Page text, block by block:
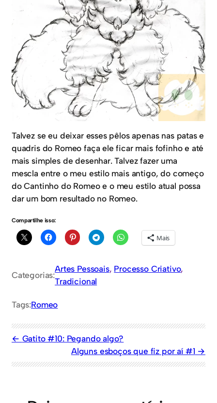
Talvez se eu deixar esses pêlos apenas nas patas e
quadris do Romeo faça ele ficar mais fofinho e até
mais simples de desenhar. Talvez fazer uma
mescla entre o meu estilo mais antigo, do começo
do Cantinho do Romeo e o meu estilo atual possa
dar um bom resultado no Romeo.
Compartilhe isso:
Mais
Categorias:
Artes Pessoais, Processo Criativo
Tradicional
Tags:Romeo
Gatito #10: Pegando algo?
Alguns esboços que fiz por aí #1